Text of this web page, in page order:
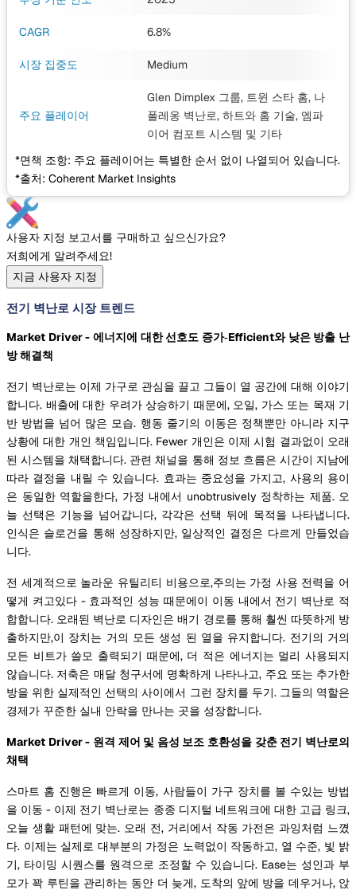
CAGR 6.8%
시장 집중도 Medium
주요 플레이어
Glen Dimplex 그룹, 트윈 스타 홈, 나
폴레옹 벽난로, 하트와 홈 기술, 엠파
이어 컴포트 시스템 및 기타
*면책 조항: 주요 플레이어는 특별한 순서 없이 나열되어 있습니다.
*출처: Coherent Market Insights
사용자 지정 보고서를 구매하고 싶으신가요?
저희에게 알려주세요!
지금 사용자 지정
전기 벽난로 시장 트렌드
Market Driver - 에너지에 대한 선호도 증가‐Efficient와 낮은 방출 난
방 해결책
전기 벽난로는 이제 가구로 관심을 끌고 그들이 열 공간에 대해 이야기
합니다. 배출에 대한 우려가 상승하기 때문에, 오일, 가스 또는 목재 기
반 방법을 넘어 많은 모습. 행동 줄기의 이동은 정책뿐만 아니라 지구
상황에 대한 개인 책임입니다. Fewer 개인은 이제 시험 결과없이 오래
된 시스템을 채택합니다. 관련 채널을 통해 정보 흐름은 시간이 지남에
따라 결정을 내릴 수 있습니다. 효과는 중요성을 가지고, 사용의 용이
은 동일한 역할을한다, 가정 내에서 unobtrusively 정착하는 제품. 오
늘 선택은 기능을 넘어갑니다, 각각은 선택 뒤에 목적을 나타냅니다.
인식은 슬로건을 통해 성장하지만, 일상적인 결정은 다르게 만들었습
니다.
전 세계적으로 놀라운 유틸리티 비용으로,주의는 가정 사용 전력을 어
떻게 켜고있다 - 효과적인 성능 때문에이 이동 내에서 전기 벽난로 적
합합니다. 오래된 벽난로 디자인은 배기 경로를 통해 훨씬 따뜻하게 방
출하지만,이 장치는 거의 모든 생성 된 열을 유지합니다. 전기의 거의
모든 비트가 쓸모 출력되기 때문에, 더 적은 에너지는 멀리 사용되지
않습니다. 저축은 매달 청구서에 명확하게 나타나고, 주요 또는 추가한
방을 위한 실제적인 선택의 사이에서 그런 장치를 두기. 그들의 역할은
경제가 꾸준한 실내 안락을 만나는 곳을 성장합니다.
Market Driver - 원격 제어 및 음성 보조 호환성을 갖춘 전기 벽난로의
채택
스마트 홈 진행은 빠르게 이동, 사람들이 가구 장치를 볼 수있는 방법
을 이동 - 이제 전기 벽난로는 종종 디지털 네트워크에 대한 고급 링크,
오늘 생활 패턴에 맞는. 오래 전, 거리에서 작동 가전은 과잉처럼 느꼈
다. 이제는 실제로 대부분의 가정은 노력없이 작동하고, 열 수준, 빛 밝
기, 타이밍 시퀀스를 원격으로 조정할 수 있습니다. Ease는 성인과 부
모가 꽉 루틴을 관리하는 동안 더 늦게, 도착의 앞에 방을 데우거나, 앉